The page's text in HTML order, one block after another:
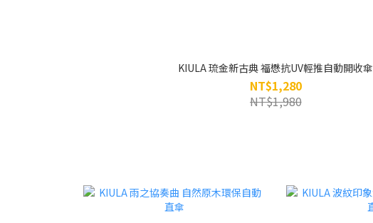
KIULA 琉金新古典 福懋抗UV輕推自動開收傘
NT$1,280
NT$1,980